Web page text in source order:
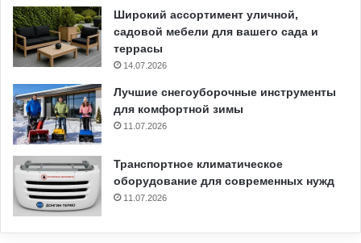
Широкий ассортимент уличной,
садовой мебели для вашего сада и
террасы
14.07.2026
Лучшие снегоуборочные инструменты
для комфортной зимы
11.07.2026
Транспортное климатическое
оборудование для современных нужд
11.07.2026